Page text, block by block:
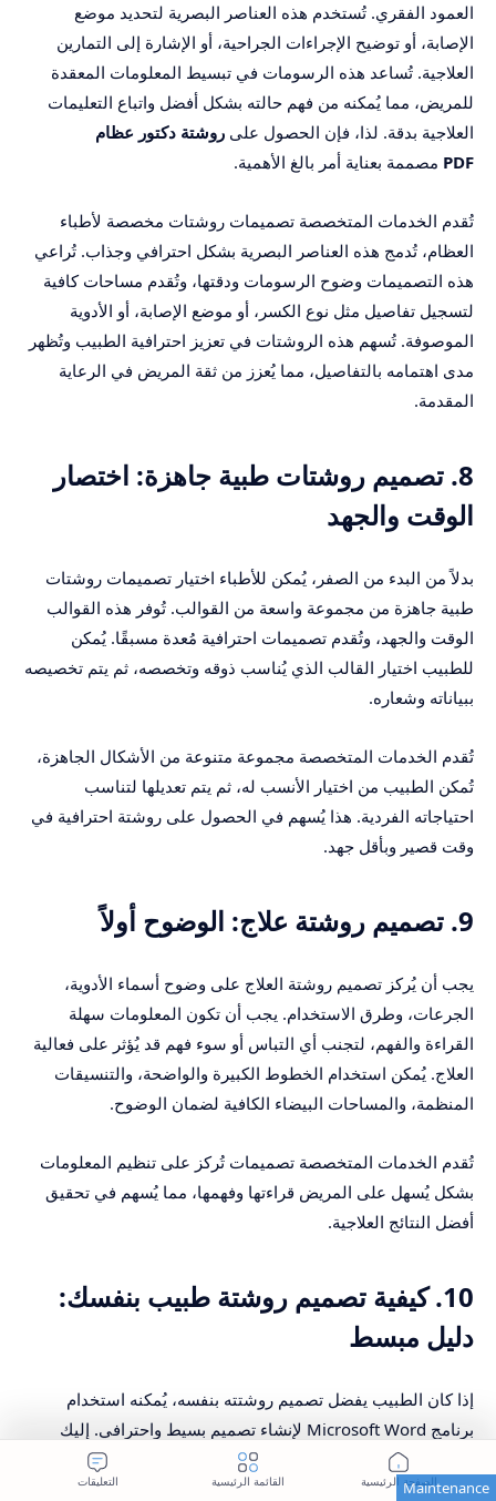
العمود الفقري. تُستخدم هذه العناصر البصرية لتحديد موضع
الإصابة، أو توضيح الإجراءات الجراحية، أو الإشارة إلى التمارين
العلاجية. تُساعد هذه الرسومات في تبسيط المعلومات المعقدة
للمريض، مما يُمكنه من فهم حالته بشكل أفضل واتباع التعليمات
العلاجية بدقة. لذا، فإن الحصول على روشتة دكتور عظام
PDF مصممة بعناية أمر بالغ الأهمية.
تُقدم الخدمات المتخصصة تصميمات روشتات مخصصة لأطباء
العظام، تُدمج هذه العناصر البصرية بشكل احترافي وجذاب. تُراعي
هذه التصميمات وضوح الرسومات ودقتها، وتُقدم مساحات كافية
لتسجيل تفاصيل مثل نوع الكسر، أو موضع الإصابة، أو الأدوية
الموصوفة. تُسهم هذه الروشتات في تعزيز احترافية الطبيب وتُظهر
مدى اهتمامه بالتفاصيل، مما يُعزز من ثقة المريض في الرعاية
المقدمة.
8. تصميم روشتات طبية جاهزة: اختصار
الوقت والجهد
بدلاً من البدء من الصفر، يُمكن للأطباء اختيار تصميمات روشتات
طبية جاهزة من مجموعة واسعة من القوالب. تُوفر هذه القوالب
الوقت والجهد، وتُقدم تصميمات احترافية مُعدة مسبقًا. يُمكن
للطبيب اختيار القالب الذي يُناسب ذوقه وتخصصه، ثم يتم تخصيصه
ببياناته وشعاره.
تُقدم الخدمات المتخصصة مجموعة متنوعة من الأشكال الجاهزة،
تُمكن الطبيب من اختيار الأنسب له، ثم يتم تعديلها لتناسب
احتياجاته الفردية. هذا يُسهم في الحصول على روشتة احترافية في
وقت قصير وبأقل جهد.
9. تصميم روشتة علاج: الوضوح أولاً
يجب أن يُركز تصميم روشتة العلاج على وضوح أسماء الأدوية،
الجرعات، وطرق الاستخدام. يجب أن تكون المعلومات سهلة
القراءة والفهم، لتجنب أي التباس أو سوء فهم قد يُؤثر على فعالية
العلاج. يُمكن استخدام الخطوط الكبيرة والواضحة، والتنسيقات
المنظمة، والمساحات البيضاء الكافية لضمان الوضوح.
تُقدم الخدمات المتخصصة تصميمات تُركز على تنظيم المعلومات
بشكل يُسهل على المريض قراءتها وفهمها، مما يُسهم في تحقيق
أفضل النتائج العلاجية.
10. كيفية تصميم روشتة طبيب بنفسك:
دليل مبسط
إذا كان الطبيب يفضل تصميم روشتته بنفسه، يُمكنه استخدام
برنامج Microsoft Word لإنشاء تصميم بسيط واحترافي. إليك
الخطوات الأساسية: